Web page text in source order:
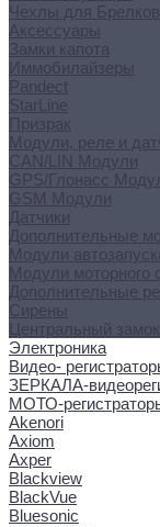
Чехлы для Брелков
Аксессуары
Замки капота
Иммобилайзеры
Pandect
StarLine
Призрак
Модули, реле и
CAN/LIN Модули
GPS/Глонасс
GSM Модули
Датчики
Дополнительные
Модули
Модули моторного
Дополнительные
Сирены
Центральный замок
Электроника
Видео-
ЗЕРКАЛА-
МОТО-
Akenori
Axiom
Axper
Blackview
BlackVue
Bluesonic